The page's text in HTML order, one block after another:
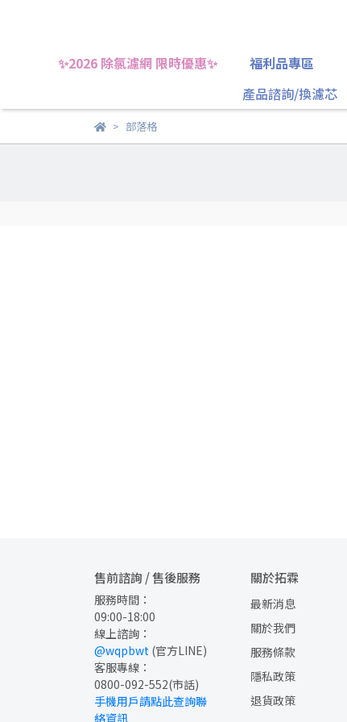
✨2026 除氯濾網 限時優惠✨ 福利品專區
產品諮詢/換濾芯
部落格
售前諮詢 / 售後服務
服務時間：
09:00-18:00
線上諮詢：
@wqpbwt (官方LINE)
客服專線：
0800-092-552(市話)
手機用戶請點此查詢聯
絡資訊
關於拓霖
最新消息
關於我們
服務條款
隱私政策
退貨政策